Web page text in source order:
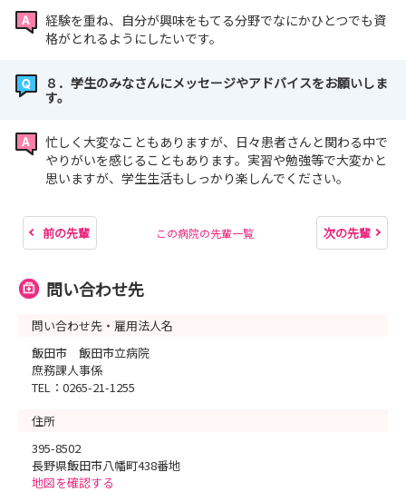
経験を重ね、自分が興味をもてる分野でなにかひとつでも資
格がとれるようにしたいです。
８．学生のみなさんにメッセージやアドバイスをお願いしま
す。
忙しく大変なこともありますが、日々患者さんと関わる中で
やりがいを感じることもあります。実習や勉強等で大変かと
思いますが、学生生活もしっかり楽しんでください。
前の先輩 この病院の先輩一覧 次の先輩
問い合わせ先
問い合わせ先・雇用法人名
飯田市 飯田市立病院
庶務課人事係
TEL：0265-21-1255
住所
395-8502
長野県飯田市八幡町438番地
地図を確認する